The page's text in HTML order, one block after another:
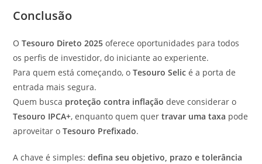
Conclusão
OTesouro Direto 2025 oferece oportunidades para todos
os perfis de investidor, do iniciante ao experiente.
Para quem está começando, oTesouro Selic é a porta de
entrada mais segura.
Quem busca proteção contra inflação deve considerar o
Tesouro IPCA+, enquanto quem quertravar uma taxa pode
aproveitar oTesouro Prefixado.
A chave é simples:defina seu objetivo, prazo e tolerância